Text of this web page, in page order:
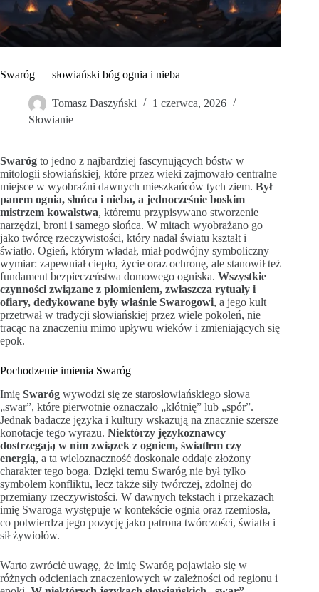
Swaróg — słowiański bóg ognia i nieba
Tomasz Daszyński
1 czerwca, 2026
Słowianie
Swaróg to jedno z najbardziej fascynujących bóstw w
mitologii słowiańskiej, które przez wieki zajmowało centralne
miejsce w wyobraźni dawnych mieszkańców tych ziem. Był
panem ognia, słońca i nieba, a jednocześnie boskim
mistrzem kowalstwa, któremu przypisywano stworzenie
narzędzi, broni i samego słońca. W mitach wyobrażano go
jako twórcę rzeczywistości, który nadał światu kształt i
światło. Ogień, którym władał, miał podwójny symboliczny
wymiar: zapewniał ciepło, życie oraz ochronę, ale stanowił też
fundament bezpieczeństwa domowego ogniska. Wszystkie
czynności związane z płomieniem, zwłaszcza rytuały i
ofiary, dedykowane były właśnie Swarogowi, a jego kult
przetrwał w tradycji słowiańskiej przez wiele pokoleń, nie
tracąc na znaczeniu mimo upływu wieków i zmieniających się
epok.
Pochodzenie imienia Swaróg
Imię Swaróg wywodzi się ze starosłowiańskiego słowa
„swar”, które pierwotnie oznaczało „kłótnię” lub „spór”.
Jednak badacze języka i kultury wskazują na znacznie szersze
konotacje tego wyrazu. Niektórzy językoznawcy
dostrzegają w nim związek z ogniem, światłem czy
energią, a ta wieloznaczność doskonale oddaje złożony
charakter tego boga. Dzięki temu Swaróg nie był tylko
symbolem konfliktu, lecz także siły twórczej, zdolnej do
przemiany rzeczywistości. W dawnych tekstach i przekazach
imię Swaroga występuje w kontekście ognia oraz rzemiosła,
co potwierdza jego pozycję jako patrona twórczości, światła i
sił żywiołów.
Warto zwrócić uwagę, że imię Swaróg pojawiało się w
różnych odcieniach znaczeniowych w zależności od regionu i